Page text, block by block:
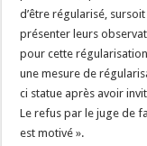
d’être régularisé,
présenter leurs
pour cette
une mesure de
ci statue après avoir
Le refus par le juge de
est motivé ».